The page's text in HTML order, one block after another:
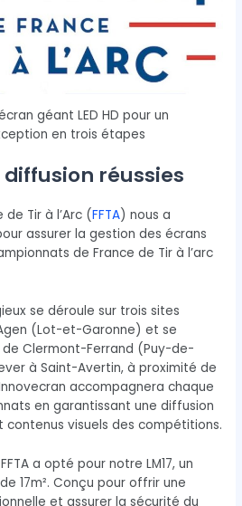
géant LED HD pour un
en trois étapes
réussies
Tir à l’Arc (FFTA) nous a
assurer la gestion des écrans
de France de Tir à l’arc
se déroule sur trois sites
(Lot-et-Garonne) et se
de Clermont-Ferrand (Puy-de-
à Saint-Avertin, à proximité de
accompagnera chaque
en garantissant une diffusion
visuels des compétitions.
a opté pour notre LM17, un
de 17m². Conçu pour offrir une
et assurer la sécurité du